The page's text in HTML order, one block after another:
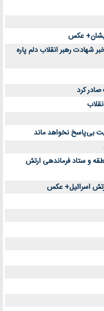
عکس
شهادت رهبر انقلاب دلم پاره
کرد
بی‌پاسخ نخواهد ماند
در منطقه و ستاد فرماندهی ارتش
اسرائیل+ عکس